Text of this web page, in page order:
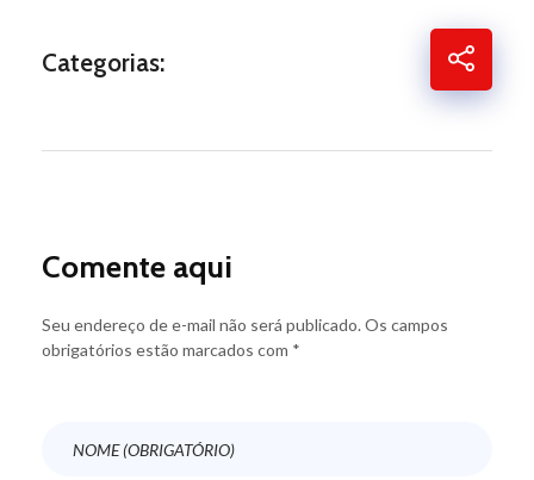
Categorias:
Comente aqui
Seu endereço de e-mail não será publicado. Os campos
obrigatórios estão marcados com *